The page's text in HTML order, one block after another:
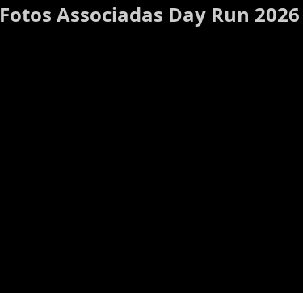
Fotos Associadas Day Run 2026